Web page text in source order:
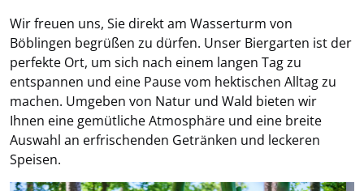
Wir freuen uns, Sie direkt am Wasserturm von
Böblingen begrüßen zu dürfen. Unser Biergarten ist der
perfekte Ort, um sich nach einem langen Tag zu
entspannen und eine Pause vom hektischen Alltag zu
machen. Umgeben von Natur und Wald bieten wir
Ihnen eine gemütliche Atmosphäre und eine breite
Auswahl an erfrischenden Getränken und leckeren
Speisen.